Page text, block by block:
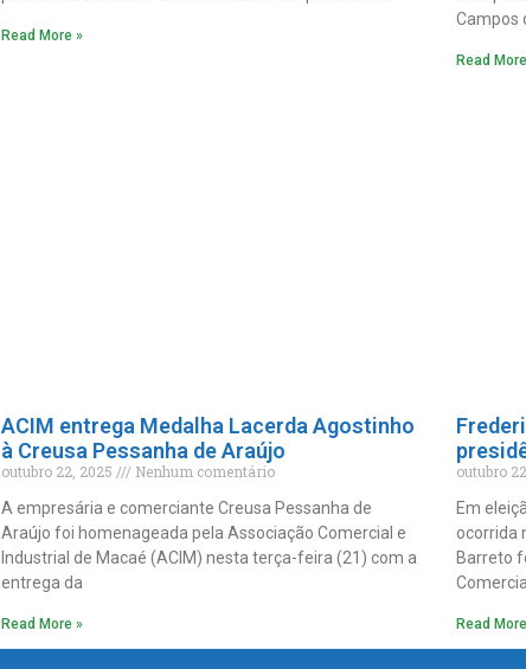
Read More »
Campos
Read
ACIM entrega Medalha Lacerda Agostinho
à Creusa Pessanha de Araújo
outubro 22, 2025
Nenhum comentário
A empresária e comerciante Creusa Pessanha de
Araújo foi homenageada pela Associação Comercial e
Industrial de Macaé (ACIM) nesta terça-feira (21) com a
entrega da
Read More »
outubro
Em
ocorrida
Barreto
Read